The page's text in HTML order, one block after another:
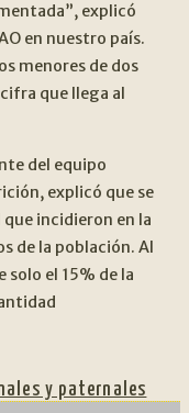
explicó
en nuestro país.
menores de dos
que llega al
del equipo
explicó que se
incidieron en la
de la población. Al
solo el 15% de la
y paternales